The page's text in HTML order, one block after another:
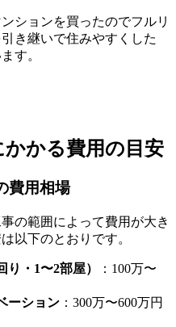
ションを買ったのでフルリ
き継いで住みやすくした
す。
かる費用の目安
費用相場
の範囲によって費用が大き
以下のとおりです。
・1〜2部屋）
：100万〜
ーション ：300万〜600万円